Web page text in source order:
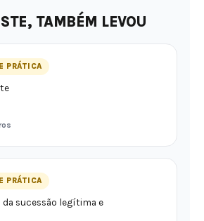
TAMBÉM LEVOU
PRÁTICA
PRÁTICA
sucessão legítima e